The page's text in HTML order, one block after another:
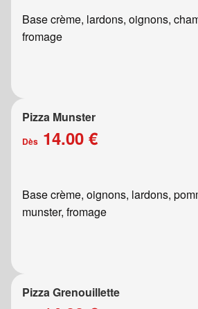
Base crème, lardons, oignons,
fromage
Pizza Munster
Dès 14.00 €
Base crème, oignons, lardons,
munster, fromage
Pizza Grenouillette